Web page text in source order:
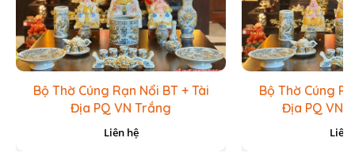
Bộ Thờ Cúng Rạn Nổi BT + Tài
Địa PQ VN Trắng
Liên hệ
Bộ Thờ Cúng
Địa PQ VN
Liên